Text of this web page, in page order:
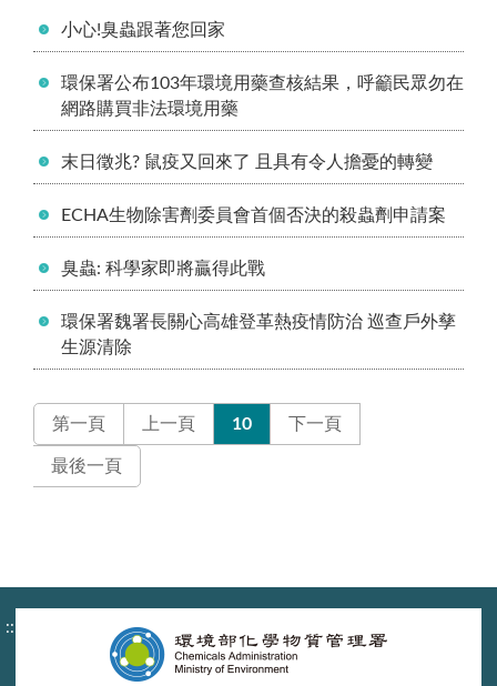
小心!臭蟲跟著您回家
環保署公布103年環境用藥查核結果，呼籲民眾勿在
網路購買非法環境用藥
末日徵兆? 鼠疫又回來了 且具有令人擔憂的轉變
ECHA生物除害劑委員會首個否決的殺蟲劑申請案
臭蟲: 科學家即將贏得此戰
環保署魏署長關心高雄登革熱疫情防治 巡查戶外孳
生源清除
第一頁 上一頁 10 下一頁
最後一頁
:::